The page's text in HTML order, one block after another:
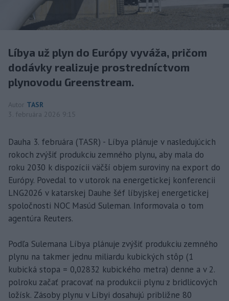
Líbya už plyn do Európy vyváža, pričom
dodávky realizuje prostredníctvom
plynovodu Greenstream.
Autor TASR
3. februára 2026 9:15
Dauha 3. februára (TASR) - Líbya plánuje v nasledujúcich
rokoch zvýšiť produkciu zemného plynu, aby mala do
roku 2030 k dispozícii väčší objem suroviny na export do
Európy. Povedal to v utorok na energetickej konferencii
LNG2026 v katarskej Dauhe šéf líbyjskej energetickej
spoločnosti NOC Masúd Suleman. Informovala o tom
agentúra Reuters.
Podľa Sulemana Líbya plánuje zvýšiť produkciu zemného
plynu na takmer jednu miliardu kubických stôp (1
kubická stopa = 0,02832 kubického metra) denne a v 2.
polroku začať pracovať na produkcii plynu z bridlicových
ložísk. Zásoby plynu v Líbyi dosahujú približne 80